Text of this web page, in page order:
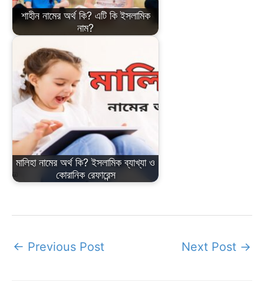
শাহীন নামের অর্থ কি? এটি কি ইসলামিক
নাম?
মালিহা নামের অর্থ কি? ইসলামিক ব্যাখ্যা ও
কোরানিক রেফারেন্স
← Previous Post Next Post →